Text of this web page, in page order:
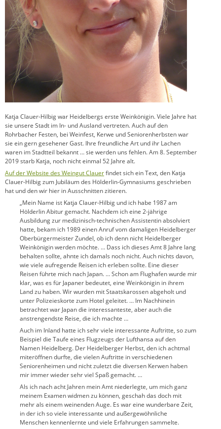
Katja Clauer-Hilbig war Heidelbergs erste Weinkönigin. Viele Jahre hat
sie unsere Stadt im In- und Ausland vertreten. Auch auf den
Rohrbacher Festen, bei Weinfest, Kerwe und Seniorenherbsten war
sie ein gern gesehener Gast. Ihre freundliche Art und ihr Lachen
waren im Stadtteil bekannt … sie werden uns fehlen. Am 8. September
2019 starb Katja, noch nicht einmal 52 Jahre alt.
Auf der Website des Weingut Clauerfindet sich ein Text, den Katja
Clauer-Hilbig zum Jubiläum des Hölderlin-Gymnasiums geschrieben
hat und den wir hier in Ausschnitten zitieren.
„Mein Name ist Katja Clauer-Hilbig und ich habe 1987 am
Hölderlin Abitur gemacht. Nachdem ich eine 2-jährige
Ausbildung zur medizinisch-technischen Assistentin absolviert
hatte, bekam ich 1989 einen Anruf vom damaligen Heidelberger
Oberbürgermeister Zundel, ob ich denn nicht Heidelberger
Weinkönigin werden möchte. … Dass ich dieses Amt 8 Jahre lang
behalten sollte, ahnte ich damals noch nicht. Auch nichts davon,
wie viele aufregende Reisen ich erleben sollte. Eine dieser
Reisen führte mich nach Japan. … Schon am Flughafen wurde mir
klar, was es für Japaner bedeutet, eine Weinkönigin in ihrem
Land zu haben. Wir wurden mit Staatskarossen abgeholt und
unter Polizeieskorte zum Hotel geleitet. … Im Nachhinein
betrachtet war Japan die interessanteste, aber auch die
anstrengendste Reise, die ich machte …
Auch im Inland hatte ich sehr viele interessante Auftritte, so zum
Beispiel die Taufe eines Flugzeugs der Lufthansa auf den
Namen Heidelberg. Der Heidelberger Herbst, den ich achtmal
miteröffnen durfte, die vielen Auftritte in verschiedenen
Seniorenheimen und nicht zuletzt die diversen Kerwen haben
mir immer wieder sehr viel Spaß gemacht. …
Als ich nach acht Jahren mein Amt niederlegte, um mich ganz
meinem Examen widmen zu können, geschah das doch mit
mehr als einem weinenden Auge. Es war eine wunderbare Zeit,
in der ich so viele interessante und außergewöhnliche
Menschen kennenlernte und viele Erfahrungen sammelte.